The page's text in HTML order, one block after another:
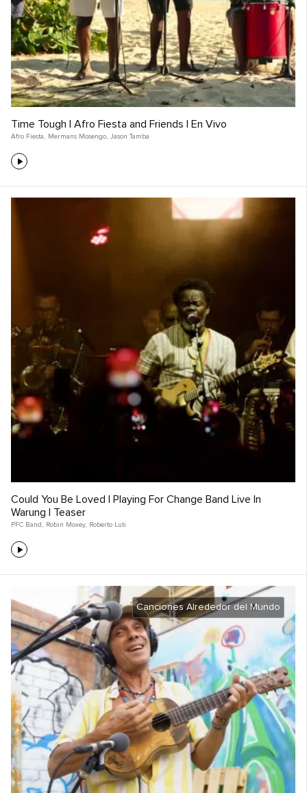
Time Tough | Afro Fiesta and Friends | En Vivo
Afro Fiesta , Mermans Mosengo, Jason Tamba
Could You Be Loved | Playing For Change Band Live In
Warung | Teaser
PFC Band , Robin Moxey, Roberto Luti
Canciones Alrededor del Mundo